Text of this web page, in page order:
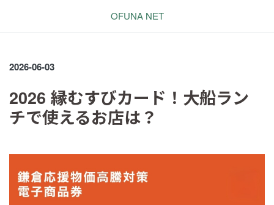
OFUNA NET
2026-06-03
2026 縁むすびカード！大船ラン
チで使えるお店は？